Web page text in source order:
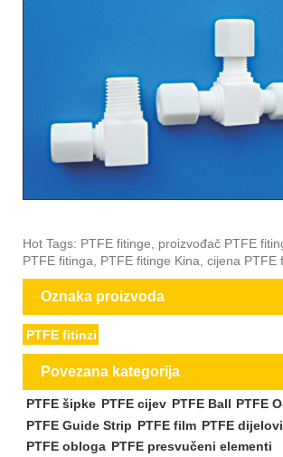
Hot Tags: PTFE fitinge, proizvođač PTFE
PTFE fitinga, PTFE fitinge Kina, cijena PTFE
Oznaka proizvoda
PTFE fitinzi
Povezana kategorija
PTFE šipke PTFE cijev PTFE Ball
PTFE
PTFE Guide Strip PTFE film PTFE dijelovi
PTFE obloga PTFE presvučeni elementi